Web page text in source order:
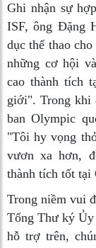
Ghi nhận sự
ISF, ông Đặng
dục thể thao
những cơ hội
cao thành tích
giới". Trong khi
ban Olympic
"Tôi hy vọng
vươn xa hơn,
thành tích tốt tại
Trong niềm vui
Tổng Thư ký
hỗ trợ trên,